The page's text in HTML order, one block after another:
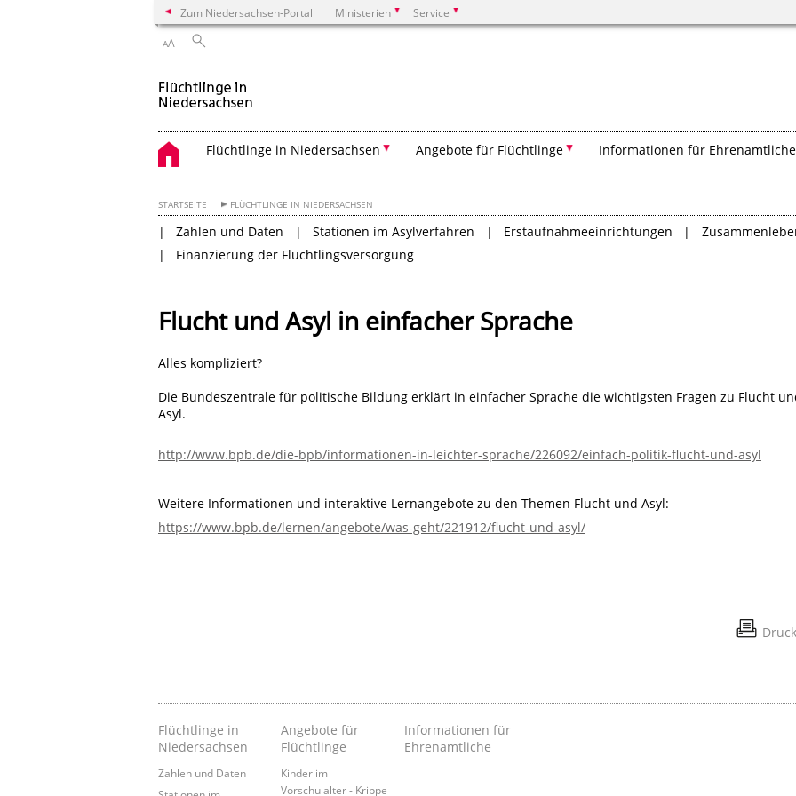
Zum Niedersachsen-Portal Ministerien Service
AA
Flüchtlinge in Niedersachsen Angebote für Flüchtlinge Informationen für Ehrenamtliche
STARTSEITE FLÜCHTLINGE IN NIEDERSACHSEN
Zahlen und Daten Stationen im Asylverfahren Erstaufnahmeeinrichtungen
Finanzierung der Flüchtlingsversorgung
Flucht und Asyl in einfacher Sprache
Alles kompliziert?
Die Bundeszentrale für politische Bildung erklärt in einfacher Sprache die wichtigsten Fragen zu Flucht
Asyl.
http://www.bpb.de/die-bpb/informationen-in-leichter-sprache/226092/einfach-politik-flucht-und-asyl
Weitere Informationen und interaktive Lernangebote zu den Themen Flucht und Asyl:
https://www.bpb.de/lernen/angebote/was-geht/221912/flucht-und-asyl/
Flüchtlinge in
Niedersachsen
Zahlen und Daten
Angebote für
Flüchtlinge
Kinder im
Vorschulalter - Krippe
Informationen für
Ehrenamtliche